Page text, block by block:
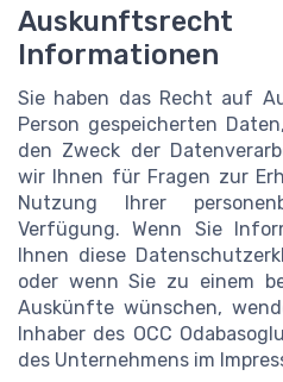
Informationen
Sie haben das Recht auf
Person gespeicherten
den Zweck der
wir Ihnen für Fragen zur
Nutzung Ihrer
Verfügung. Wenn Sie
Ihnen diese
oder wenn Sie zu einem
Auskünfte wünschen,
Inhaber des OCC
des Unternehmens im